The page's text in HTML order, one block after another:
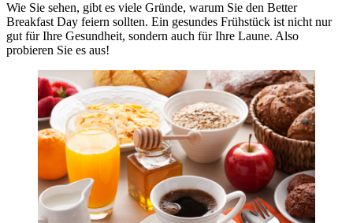
Wie Sie sehen, gibt es viele Gründe, warum Sie den Better
Breakfast Day feiern sollten. Ein gesundes Frühstück ist nicht nur
gut für Ihre Gesundheit, sondern auch für Ihre Laune. Also
probieren Sie es aus!